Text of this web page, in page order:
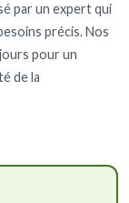
par un expert qui
précis. Nos
pour un
de la